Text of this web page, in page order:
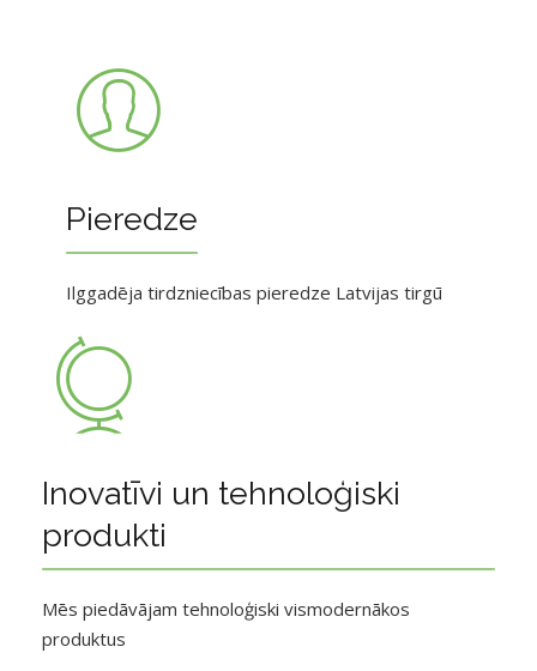
Pieredze
Ilggadēja tirdzniecības pieredze Latvijas tirgū
Inovatīvi un tehnoloģiski
produkti
Mēs piedāvājam tehnoloģiski vismodernākos
produktus